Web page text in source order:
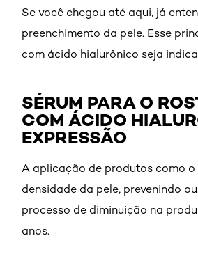
Se você chegou até aqui, já
preenchimento da pele. Esse
com ácido hialurônico seja
SÉRUM PARA O
COM ÁCIDO
EXPRESSÃO
A aplicação de produtos como
densidade da pele, prevenindo
processo de diminuição na
anos.